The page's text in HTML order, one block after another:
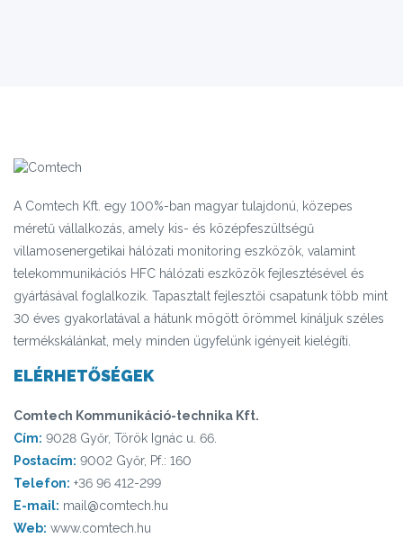
A Comtech Kft. egy 100%-ban magyar tulajdonú, közepes
méretű vállalkozás, amely kis- és középfeszültségű
villamosenergetikai hálózati monitoring eszközök, valamint
telekommunikációs HFC hálózati eszközök fejlesztésével és
gyártásával foglalkozik. Tapasztalt fejlesztői csapatunk több mint
30 éves gyakorlatával a hátunk mögött örömmel kínáljuk széles
termékskálánkat, mely minden ügyfelünk igényeit kielégíti.
ELÉRHETŐSÉGEK
Comtech Kommunikáció-technika Kft.
Cím: 9028 Győr, Török Ignác u. 66.
Postacím: 9002 Győr, Pf.: 160
Telefon: +36 96 412-299
E-mail: mail@comtech.hu
Web: www.comtech.hu